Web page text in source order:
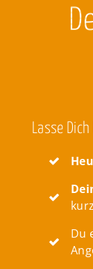
Lasse
Du